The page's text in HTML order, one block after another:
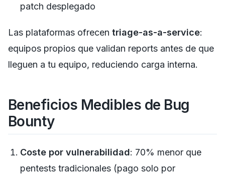
patch desplegado
Las plataformas ofrecen triage-as-a-service:
equipos propios que validan reports antes de que
lleguen a tu equipo, reduciendo carga interna.
Beneficios Medibles de Bug
Bounty
Coste por vulnerabilidad: 70% menor que
pentests tradicionales (pago solo por